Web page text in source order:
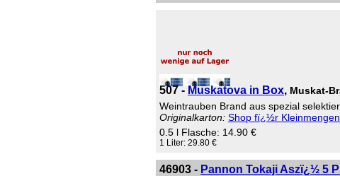
507 - Muskatova in Box, Muskat-
Weintrauben Brand aus spezial
Originalkarton: Shop fï¿½r Kleinmengen
0.5 l Flasche: 14.90 €
1 Liter: 29.80 €
46903 - Pannon Tokaji Aszï¿½ 5